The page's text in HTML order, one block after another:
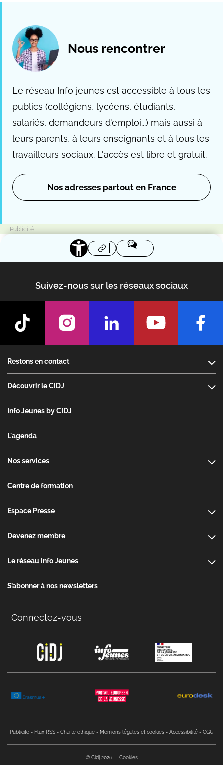
Nous rencontrer
Le réseau Info jeunes est accessible à tous les
publics (collégiens, lycéens, étudiants,
salariés, demandeurs d'emploi...) mais aussi à
leurs parents, à leurs enseignants et à tous les
travailleurs sociaux. L'accès est libre et gratuit.
Nos adresses partout en France
Suivez-nous sur les réseaux sociaux
Restons en contact
Découvrir le CIDJ
Info Jeunes by CIDJ
L'agenda
Nos services
Centre de formation
Espace Presse
Devenez membre
Le réseau Info Jeunes
S’abonner à nos newsletters
Connectez-vous
Publicité
Flux RSS Charte éthique Mentions légales et cookies Accessibilité CGU
© Cidj 2026 Cookies